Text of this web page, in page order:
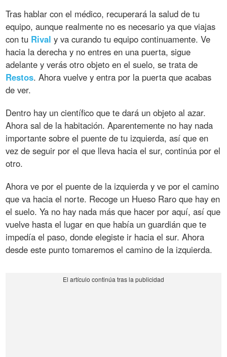
Tras hablar con el médico, recuperará la salud de tu
equipo, aunque realmente no es necesario ya que viajas
con tu Rival y va curando tu equipo continuamente. Ve
hacia la derecha y no entres en una puerta, sigue
adelante y verás otro objeto en el suelo, se trata de
Restos. Ahora vuelve y entra por la puerta que acabas
de ver.
Dentro hay un científico que te dará un objeto al azar.
Ahora sal de la habitación. Aparentemente no hay nada
importante sobre el puente de tu izquierda, así que en
vez de seguir por el que lleva hacia el sur, continúa por el
otro.
Ahora ve por el puente de la izquierda y ve por el camino
que va hacia el norte. Recoge un Hueso Raro que hay en
el suelo. Ya no hay nada más que hacer por aquí, así que
vuelve hasta el lugar en que había un guardián que te
impedía el paso, donde elegiste ir hacia el sur. Ahora
desde este punto tomaremos el camino de la izquierda.